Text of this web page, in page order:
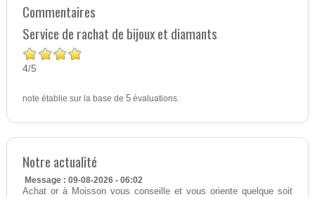
Commentaires
Service de rachat de bijoux et diamants
4/5
note établie sur la base de 5évaluations.
Notre actualité
Message : 09-08-2026 - 06:02
Achat or à Moisson vous conseille et vous oriente quelque soit